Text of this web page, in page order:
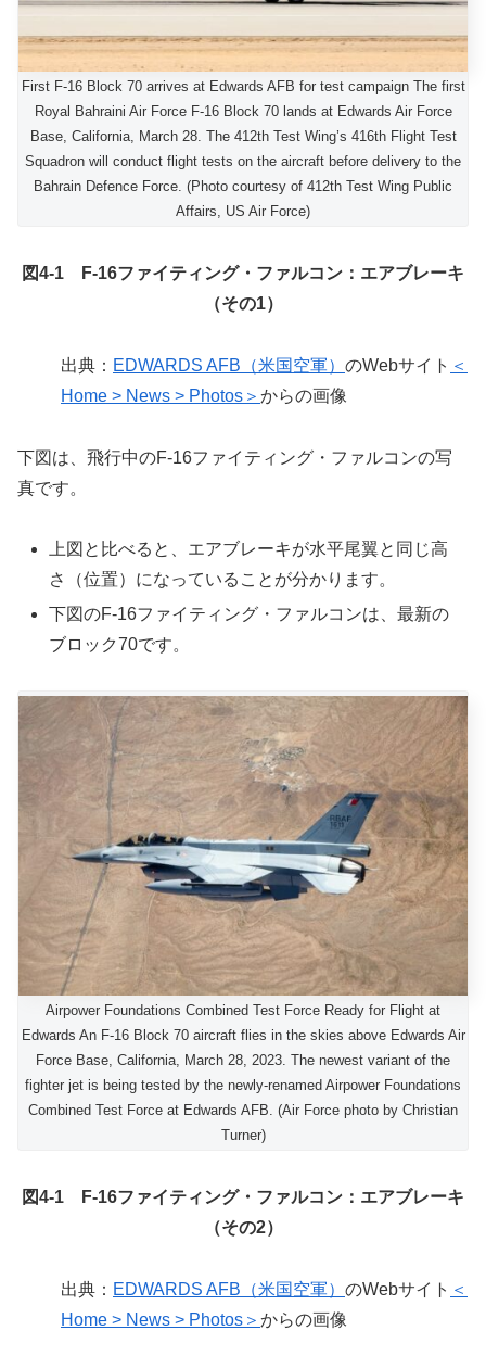
First F-16 Block 70 arrives at Edwards AFB for test campaign The first
Royal Bahraini Air Force F-16 Block 70 lands at Edwards Air Force
Base, California, March 28. The 412th Test Wing’s 416th Flight Test
Squadron will conduct flight tests on the aircraft before delivery to the
Bahrain Defence Force. (Photo courtesy of 412th Test Wing Public
Affairs, US Air Force)
図4-1 F-16ファイティング・ファルコン：エアブレーキ
（その1）
出典： EDWARDS AFB（米国空軍） のWebサイト ＜
Home > News > Photos＞ からの画像
下図は、飛行中のF-16ファイティング・ファルコンの写
真です。
上図と比べると、エアブレーキが水平尾翼と同じ高
さ（位置）になっていることが分かります。
下図のF-16ファイティング・ファルコンは、最新の
ブロック70です。
Airpower Foundations Combined Test Force Ready for Flight at
Edwards An F-16 Block 70 aircraft flies in the skies above Edwards Air
Force Base, California, March 28, 2023. The newest variant of the
fighter jet is being tested by the newly-renamed Airpower Foundations
Combined Test Force at Edwards AFB. (Air Force photo by Christian
Turner)
図4-1 F-16ファイティング・ファルコン：エアブレーキ
（その2）
出典： EDWARDS AFB（米国空軍） のWebサイト ＜
Home > News > Photos＞ からの画像